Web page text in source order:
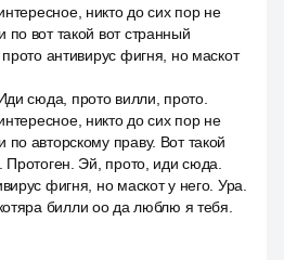
никто до сих пор не
вот такой вот странный
антивирус фигня, но маскот
сюда, прото вилли, прото.
никто до сих пор не
авторскому праву. Вот такой
Протоген. Эй, прото, иди сюда.
фигня, но маскот у него. Ура.
билли оо да люблю я тебя.